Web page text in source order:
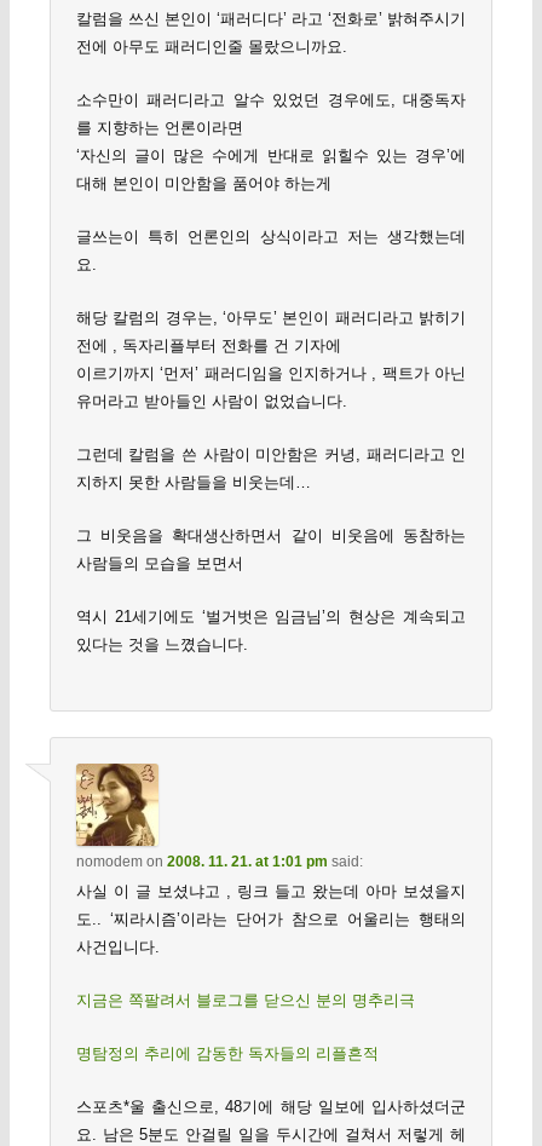
칼럼을 쓰신 본인이 ‘패러디다’ 라고 ‘전화로’ 밝혀주시기
전에 아무도 패러디인줄 몰랐으니까요.
소수만이 패러디라고 알수 있었던 경우에도, 대중독자
를 지향하는 언론이라면
‘자신의 글이 많은 수에게 반대로 읽힐수 있는 경우’에
대해 본인이 미안함을 품어야 하는게
글쓰는이 특히 언론인의 상식이라고 저는 생각했는데
요.
해당 칼럼의 경우는, ‘아무도’ 본인이 패러디라고 밝히기
전에 , 독자리플부터 전화를 건 기자에
이르기까지 ‘먼저’ 패러디임을 인지하거나 , 팩트가 아닌
유머라고 받아들인 사람이 없었습니다.
그런데 칼럼을 쓴 사람이 미안함은 커녕, 패러디라고 인
지하지 못한 사람들을 비웃는데…
그 비웃음을 확대생산하면서 같이 비웃음에 동참하는
사람들의 모습을 보면서
역시 21세기에도 ‘벌거벗은 임금님’의 현상은 계속되고
있다는 것을 느꼈습니다.
nomodemon 2008. 11. 21. at 1:01 pm said:
사실 이 글 보셨냐고 , 링크 들고 왔는데 아마 보셨을지
도.. ‘찌라시즘’이라는 단어가 참으로 어울리는 행태의
사건입니다.
지금은 쪽팔려서 블로그를 닫으신 분의 명추리극
명탐정의 추리에 감동한 독자들의 리플흔적
스포츠*울 출신으로, 48기에 해당 일보에 입사하셨더군
요. 남은 5분도 안걸릴 일을 두시간에 걸쳐서 저렇게 헤